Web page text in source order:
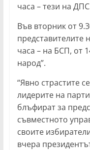
часа – тези на
Във вторник от
представителите
часа – на БСП, от
народ”.
“Явно страстите
лидерите на
блъфират за
съвместното
своите
вчера